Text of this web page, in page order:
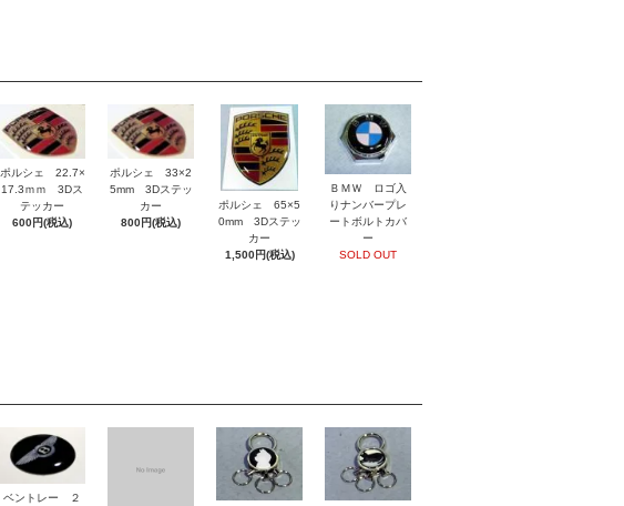
ポルシェ 22.7×
17.3ｍｍ 3Dス
テッカー
600円(税込)
ポルシェ 33×2
5mm 3Dステッ
カー
800円(税込)
ポルシェ 65×5
0mm 3Dステッ
カー
1,500円(税込)
ＢＭＷ ロゴ入
りナンバープレ
ートボルトカバ
ー
SOLD OUT
ベントレー ２